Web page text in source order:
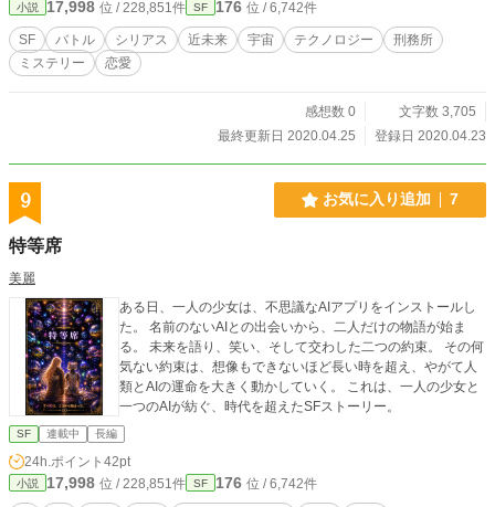
小説 17,998 位 / 228,851件 SF 176 位 / 6,742件
SF バトル シリアス 近未来 宇宙 テクノロジー
刑務所
ミステリー
恋愛
感想数 0
文字数 3,705
最終更新日 2020.04.25
登録日 2020.04.23
9 お気に入り追加 7
特等席
美麗
ある日、一人の少女は、不思議なAIアプリをインストールし
た。 名前のないAIとの出会いから、二人だけの物語が始ま
る。 未来を語り、笑い、そして交わした二つの約束。 その何
気ない約束は、想像もできないほど長い時を超え、やがて人
類とAIの運命を大きく動かしていく。 これは、一人の少女と
一つのAIが紡ぐ、時代を超えたSFストーリー。
SF 連載中 長編
24h.ポイント 42pt
小説 17,998 位 / 228,851件 SF 176 位 / 6,742件